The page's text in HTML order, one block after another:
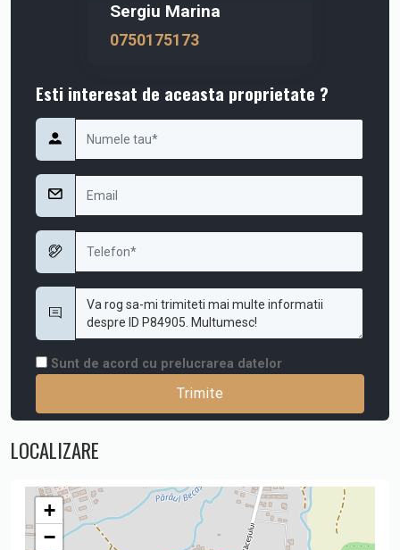
Sergiu Marina
0750175173
Esti interesat de aceasta proprietate ?
Sunt de acord cu prelucrarea datelor
LOCALIZARE
+
−